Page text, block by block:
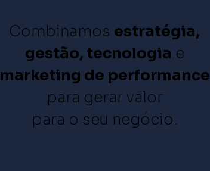
Combinamos estratégia,
gestão, tecnologia e
marketing de performance
para gerar valor
para o seu negócio.